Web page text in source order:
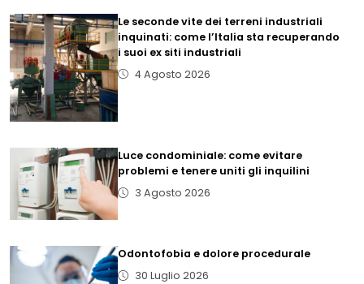
Le seconde vite dei terreni industriali
inquinati: come l’Italia sta recuperando
i suoi ex siti industriali
4 Agosto 2026
Luce condominiale: come evitare
problemi e tenere uniti gli inquilini
3 Agosto 2026
Odontofobia e dolore procedurale
30 Luglio 2026